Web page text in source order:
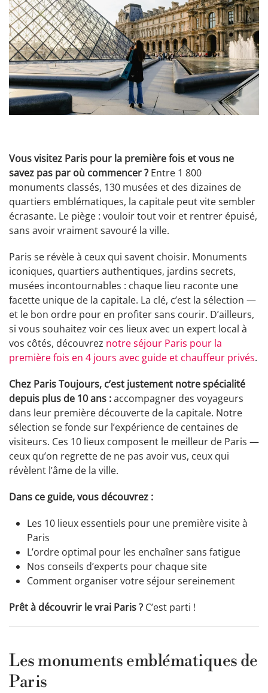
Vous visitez Paris pour la première fois et vous ne
savez pas par où commencer ? Entre 1 800
monuments classés, 130 musées et des dizaines de
quartiers emblématiques, la capitale peut vite sembler
écrasante. Le piège : vouloir tout voir et rentrer épuisé,
sans avoir vraiment savouré la ville.
Paris se révèle à ceux qui savent choisir. Monuments
iconiques, quartiers authentiques, jardins secrets,
musées incontournables : chaque lieu raconte une
facette unique de la capitale. La clé, c’est la sélection —
et le bon ordre pour en profiter sans courir. D’ailleurs,
si vous souhaitez voir ces lieux avec un expert local à
vos côtés, découvrez notre séjour Paris pour la
première fois en 4 jours avec guide et chauffeur privés.
Chez Paris Toujours, c’est justement notre spécialité
depuis plus de 10 ans :accompagner des voyageurs
dans leur première découverte de la capitale. Notre
sélection se fonde sur l’expérience de centaines de
visiteurs. Ces 10 lieux composent le meilleur de Paris —
ceux qu’on regrette de ne pas avoir vus, ceux qui
révèlent l’âme de la ville.
Dans ce guide, vous découvrez :
Les 10 lieux essentiels pour une première visite à
Paris
L’ordre optimal pour les enchaîner sans fatigue
Nos conseils d’experts pour chaque site
Comment organiser votre séjour sereinement
Prêt à découvrir le vrai Paris ? C’est parti !
Les monuments emblématiques de
Paris